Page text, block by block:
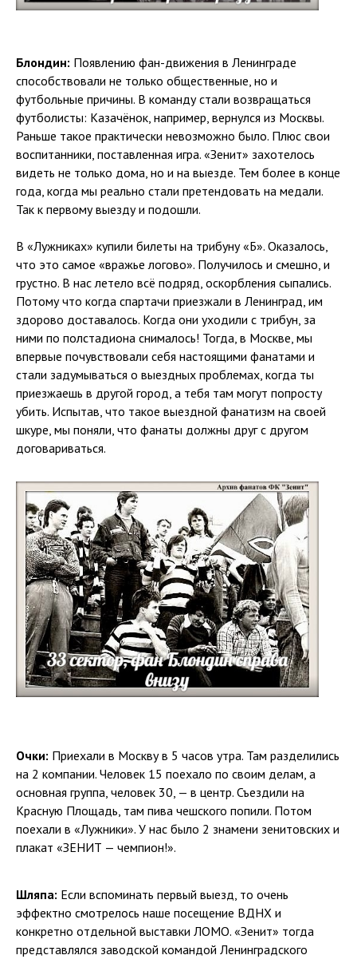
Блондин: Появлению фан-движения в Ленинграде
способствовали не только общественные, но и
футбольные причины. В команду стали возвращаться
футболисты: Казачёнок, например, вернулся из Москвы.
Раньше такое практически невозможно было. Плюс свои
воспитанники, поставленная игра. «Зенит» захотелось
видеть не только дома, но и на выезде. Тем более в конце
года, когда мы реально стали претендовать на медали.
Так к первому выезду и подошли.
В «Лужниках» купили билеты на трибуну «Б». Оказалось,
что это самое «вражье логово». Получилось и смешно, и
грустно. В нас летело всё подряд, оскорбления сыпались.
Потому что когда спартачи приезжали в Ленинград, им
здорово доставалось. Когда они уходили с трибун, за
ними по полстадиона снималось! Тогда, в Москве, мы
впервые почувствовали себя настоящими фанатами и
стали задумываться о выездных проблемах, когда ты
приезжаешь в другой город, а тебя там могут попросту
убить. Испытав, что такое выездной фанатизм на своей
шкуре, мы поняли, что фанаты должны друг с другом
договариваться.
Очки: Приехали в Москву в 5 часов утра. Там разделились
на 2 компании. Человек 15 поехало по своим делам, а
основная группа, человек 30, — в центр. Съездили на
Красную Площадь, там пива чешского попили. Потом
поехали в «Лужники». У нас было 2 знамени зенитовских и
плакат «ЗЕНИТ — чемпион!».
Шляпа: Если вспоминать первый выезд, то очень
эффектно смотрелось наше посещение ВДНХ и
конкретно отдельной выставки ЛОМО. «Зенит» тогда
представлялся заводской командой Ленинградского